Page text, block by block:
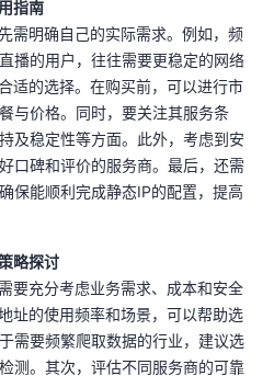
指南
需明确自己的实际需求。例如，频
播的用户，往往需要更稳定的网络
适的选择。在购买前，可以进行市
与价格。同时，要关注其服务条
及稳定性等方面。此外，考虑到安
口碑和评价的服务商。最后，还需
保能顺利完成静态IP的配置，提高
略探讨
要充分考虑业务需求、成本和安全
址的使用频率和场景，可以帮助选
需要频繁爬取数据的行业，建议选
测。其次，评估不同服务商的可靠